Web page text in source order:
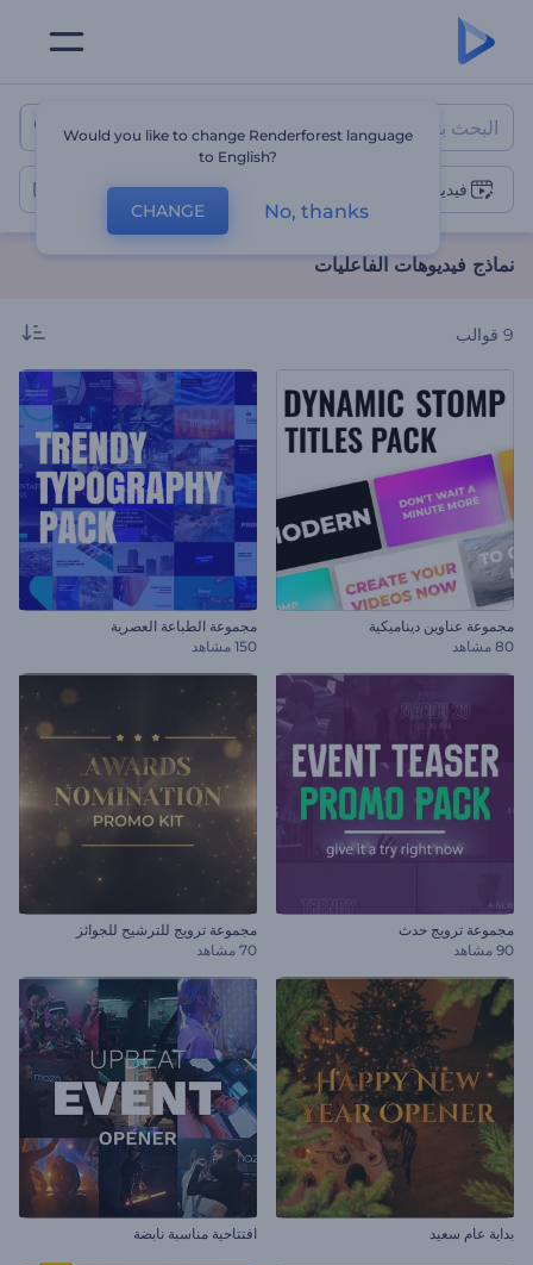
نماذج فيديوهات الفاعليات
فيديوهات الفاعليات
نماذج فيديوهات الفاعليات
9 قوالب
مجموعة عناوين ديناميكية
80 مشاهد
مجموعة الطباعة العصرية
150 مشاهد
مجموعة ترويج حدث
90 مشاهد
مجموعة ترويج للترشيح للجوائز
70 مشاهد
بداية عام سعيد افتتاحية مناسبة نابضة
Would you like to change Renderforest language
to English?
CHANGE No, thanks